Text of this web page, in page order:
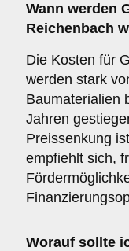
Wann werden
Reichenbach
Die Kosten für
werden stark
Baumaterialien
Jahren
Preissenkung
empfiehlt sich,
Worauf sollte